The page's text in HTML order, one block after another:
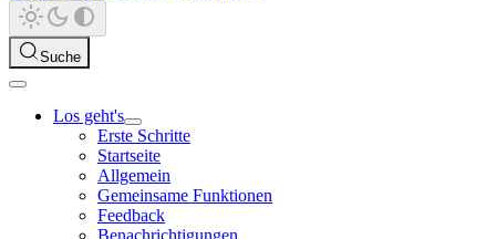
Suche
Los geht's
Erste Schritte
Startseite
Allgemein
Gemeinsame Funktionen
Feedback
Benachrichtigungen